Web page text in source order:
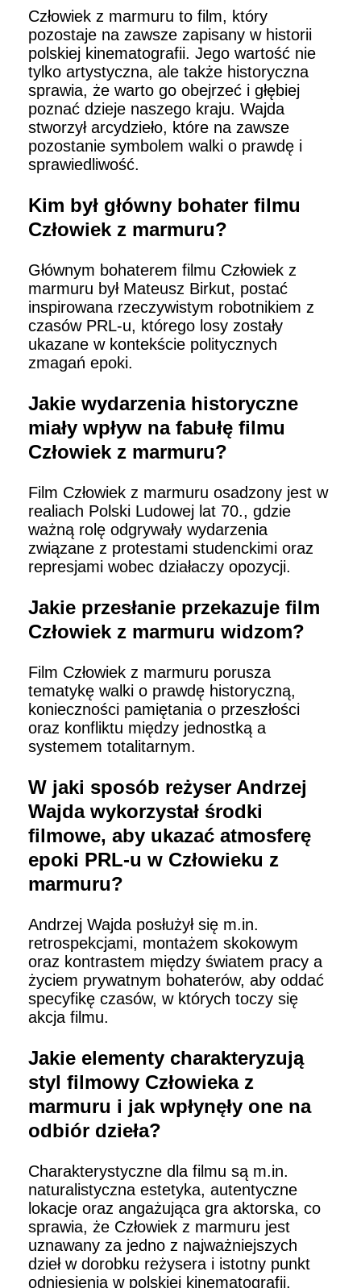
Człowiek z marmuru to film, który
pozostaje na zawsze zapisany w historii
polskiej kinematografii. Jego wartość nie
tylko artystyczna, ale także historyczna
sprawia, że warto go obejrzeć i głębiej
poznać dzieje naszego kraju. Wajda
stworzył arcydzieło, które na zawsze
pozostanie symbolem walki o prawdę i
sprawiedliwość.
Kim był główny bohater filmu
Człowiek z marmuru?
Głównym bohaterem filmu Człowiek z
marmuru był Mateusz Birkut, postać
inspirowana rzeczywistym robotnikiem z
czasów PRL-u, którego losy zostały
ukazane w kontekście politycznych
zmagań epoki.
Jakie wydarzenia historyczne
miały wpływ na fabułę filmu
Człowiek z marmuru?
Film Człowiek z marmuru osadzony jest w
realiach Polski Ludowej lat 70., gdzie
ważną rolę odgrywały wydarzenia
związane z protestami studenckimi oraz
represjami wobec działaczy opozycji.
Jakie przesłanie przekazuje film
Człowiek z marmuru widzom?
Film Człowiek z marmuru porusza
tematykę walki o prawdę historyczną,
konieczności pamiętania o przeszłości
oraz konfliktu między jednostką a
systemem totalitarnym.
W jaki sposób reżyser Andrzej
Wajda wykorzystał środki
filmowe, aby ukazać atmosferę
epoki PRL-u w Człowieku z
marmuru?
Andrzej Wajda posłużył się m.in.
retrospekcjami, montażem skokowym
oraz kontrastem między światem pracy a
życiem prywatnym bohaterów, aby oddać
specyfikę czasów, w których toczy się
akcja filmu.
Jakie elementy charakteryzują
styl filmowy Człowieka z
marmuru i jak wpłynęły one na
odbiór dzieła?
Charakterystyczne dla filmu są m.in.
naturalistyczna estetyka, autentyczne
lokacje oraz angażująca gra aktorska, co
sprawia, że Człowiek z marmuru jest
uznawany za jedno z najważniejszych
dzieł w dorobku reżysera i istotny punkt
odniesienia w polskiej kinematografii.